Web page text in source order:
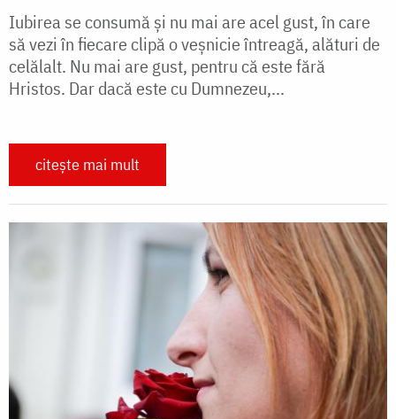
Iubirea se consumă și nu mai are acel gust, în care
să vezi în fiecare clipă o veșnicie întreagă, alături de
celălalt. Nu mai are gust, pentru că este fără
Hristos. Dar dacă este cu Dumnezeu,...
citește mai mult